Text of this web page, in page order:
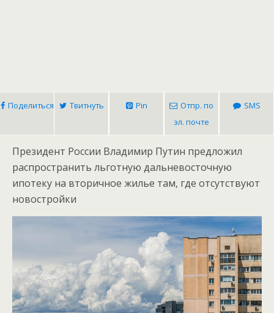
Поделиться Твитнуть Pin
Отпр. по
эл. почте
SMS
Президент России Владимир Путин предложил
распространить льготную дальневосточную
ипотеку на вторичное жилье там, где отсутствуют
новостройки